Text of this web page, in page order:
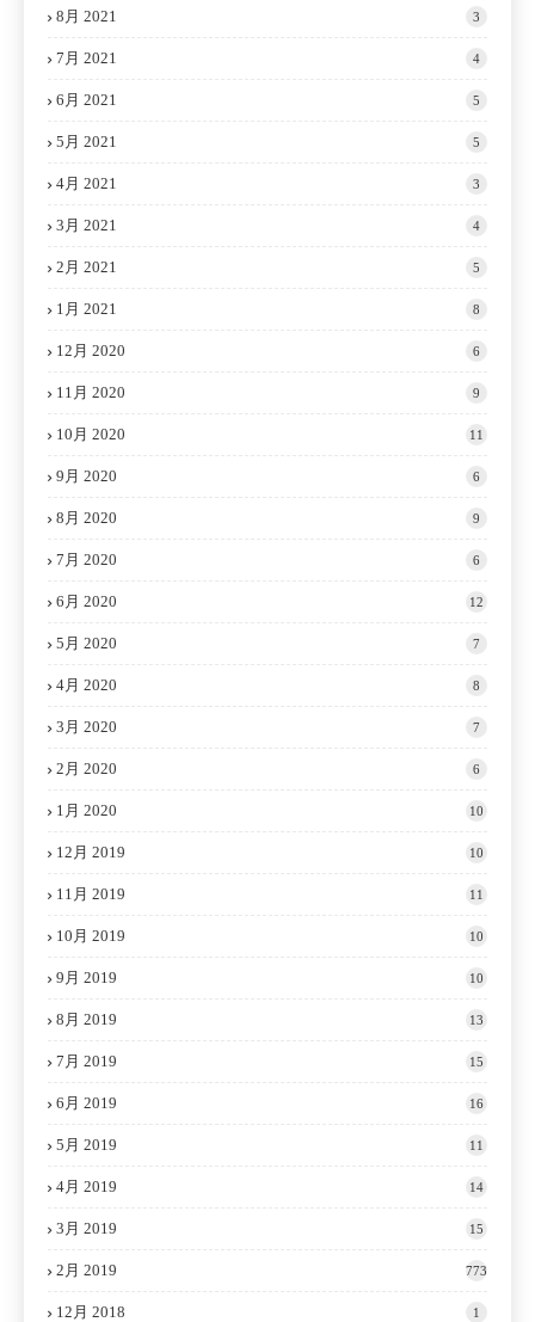
8月 2021 3
7月 2021 4
6月 2021 5
5月 2021 5
4月 2021 3
3月 2021 4
2月 2021 5
1月 2021 8
12月 2020 6
11月 2020 9
10月 2020 11
9月 2020 6
8月 2020 9
7月 2020 6
6月 2020 12
5月 2020 7
4月 2020 8
3月 2020 7
2月 2020 6
1月 2020 10
12月 2019 10
11月 2019 11
10月 2019 10
9月 2019 10
8月 2019 13
7月 2019 15
6月 2019 16
5月 2019 11
4月 2019 14
3月 2019 15
2月 2019 773
12月 2018 1